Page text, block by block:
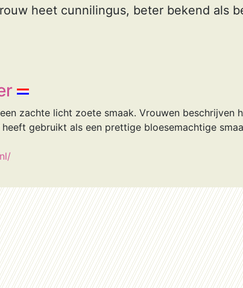
heet cunnilingus, beter bekend als
zachte licht zoete smaak. Vrouwen beschrijven
gebruikt als een prettige bloesemachtige